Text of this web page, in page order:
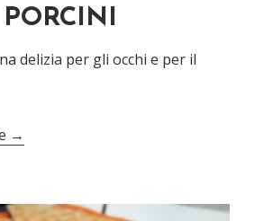
PORCINI
delizia per gli occhi e per il
→